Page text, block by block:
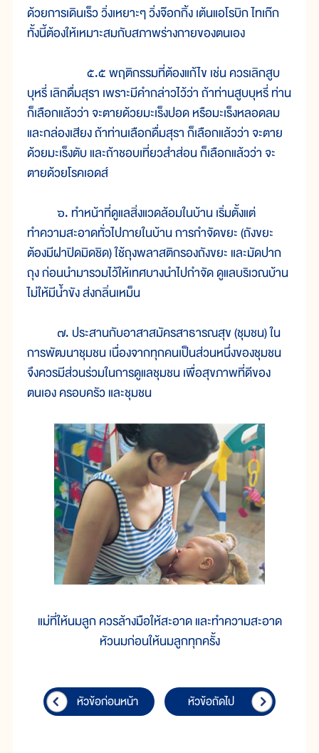
ด้วยการเดินเร็ว วิ่งเหยาะๆ วิ่งจ๊อกกิ้ง เต้นแอโรบิก ไทเก๊ก
ทั้งนี้ต้องให้เหมาะสมกับสภาพร่างกายของตนเอง
๕.๕ พฤติกรรมที่ต้องแก้ไข เช่น ควรเลิกสูบ
บุหรี่ เลิกดื่มสุรา เพราะมีคำกล่าวไว้ว่า ถ้าท่านสูบบุหรี่ ท่าน
ก็เลือกแล้วว่า จะตายด้วยมะเร็งปอด หรือมะเร็งหลอดลม
และกล่องเสียง ถ้าท่านเลือกดื่มสุรา ก็เลือกแล้วว่า จะตาย
ด้วยมะเร็งตับ และถ้าชอบเที่ยวสำส่อน ก็เลือกแล้วว่า จะ
ตายด้วยโรคเอดส์
๖. ทำหน้าที่ดูแลสิ่งแวดล้อมในบ้าน เริ่มตั้งแต่
ทำความสะอาดทั่วไปภายในบ้าน การกำจัดขยะ (ถังขยะ
ต้องมีฝาปิดมิดชิด) ใช้ถุงพลาสติกรองถังขยะ และมัดปาก
ถุง ก่อนนำมารวมไว้ให้เทศบางนำไปกำจัด ดูแลบริเวณบ้าน
ไม่ให้มีน้ำขัง ส่งกลิ่นเหม็น
๗. ประสานกับอาสาสมัครสาธารณสุข (ชุมชน) ใน
การพัฒนาชุมชน เนื่องจากทุกคนเป็นส่วนหนึ่งของชุมชน
จึงควรมีส่วนร่วมในการดูแลชุมชน เพื่อสุขภาพที่ดีของ
ตนเอง ครอบครัว และชุมชน
แม่ที่ให้นมลูก ควรล้างมือให้สะอาด และทำความสะอาด
หัวนมก่อนให้นมลูกทุกครั้ง
หัวข้อก่อนหน้า หัวข้อถัดไป